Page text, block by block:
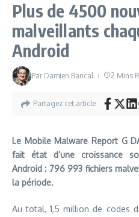
Plus de 4500
malveillants
Android
Par Damien Bancal 2 Mins
Partagez cet article
Le Mobile Malware Report G
fait état d’une croissance
Android : 796 993 fichiers
la période.
Au total, 1,5 million de codes